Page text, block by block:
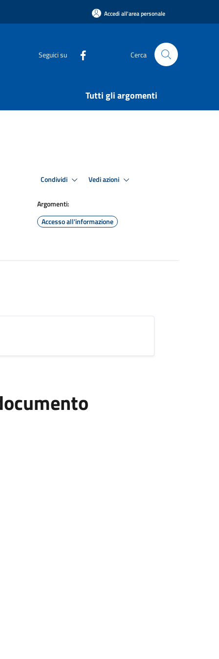
Accedi all'area personale
Seguici su Cerca
Tutti gli argomenti
Condividi Vedi azioni
Argomenti:
Accesso all'informazione